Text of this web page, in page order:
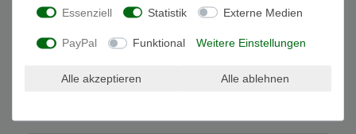
Widerrufs­recht
Daten­schutz­erklärung AGB Kontakt
Essenziell Statistik Externe Medien
PayPal Funktional Weitere Einstellungen
Alle akzeptieren Alle ablehnen